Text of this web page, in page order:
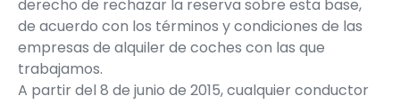
derecho de rechazar la reserva sobre esta base,
de acuerdo con los términos y condiciones de las
empresas de alquiler de coches con las que
trabajamos.
A partir del 8 de junio de 2015, cualquier conductor